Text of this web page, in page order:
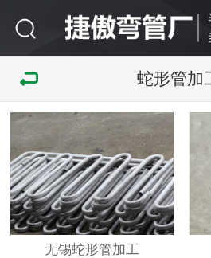
蛇形管加
无锡蛇形管加工